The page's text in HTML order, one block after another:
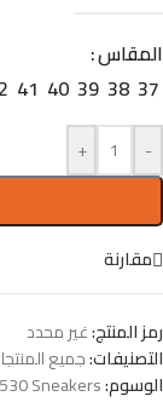
المقاس
37
38
39
40
41
-
+
مقارنة
رمز المنتج:غير محدد
التصنيفات:جميع
الوسوم:Sneakers